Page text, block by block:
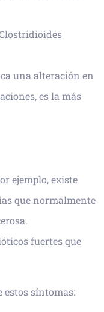
una alteración en
es la más
ejemplo, existe
que normalmente
fuertes que
estos síntomas: